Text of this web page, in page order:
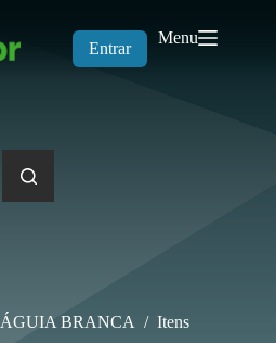
Entrar
Menu
ÁGUIA BRANCA / Itens